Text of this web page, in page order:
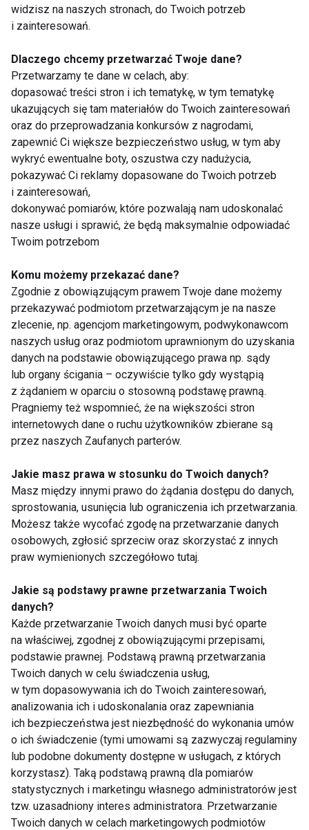
organizmu, dlatego suplementy diety powinny być
traktowane jako element wzmacniający codzienną
doraźnych problemów. Świadomie dobrane preparaty
pozwalają wspierać organizm w okresach
zwiększonych potrzeb, pomagają utrzymać
właściwy poziom energii oraz sprzyjają regeneracji,
dzięki czemu codzienne funkcjonowanie staje się
bardziej komfortowe i stabilne. Regularne,
przemyślane stosowanie produktów z tej kategorii
pozwala budować odporność, wspiera prawidłową
pracę układu nerwowego i uzupełnia niedobory, które
mogą pojawiać się niezależnie od starań o zdrową
narzędziem, które towarzyszy osobom dbającym o
formę fizyczną, równowagę psychiczną i ogólne
samopoczucie, stanowiąc wsparcie w dynamicznie
zmieniających się warunkach współczesnego życia.
DIETA
Dieta
Mrożone jogurtowe
batoniki z owocami –
zdrowy deser bez
cukru, który
pokochasz tego lata
Chłodnik proteinowy z
skyru – lekki obiad na
upalne dni
Czy jedzenie po 20:00
naprawdę tuczy?
Dietetyk wyjaśnia, co
mówi nauka
Dlaczego po sałatce
nadal jesteś głodny?
Dietetyk wyjaśnia
najczęstsze błędy
podczas odchudzania
Pokaż więcej
widzisz na naszych stronach, do Twoich potrzeb
i zainteresowań.
Dlaczego chcemy przetwarzać Twoje dane?
Przetwarzamy te dane w celach, aby:
dopasować treści stron i ich tematykę, w tym tematykę
ukazujących się tam materiałów do Twoich zainteresowań
oraz do przeprowadzania konkursów z nagrodami,
zapewnić Ci większe bezpieczeństwo usług, w tym aby
wykryć ewentualne boty, oszustwa czy nadużycia,
pokazywać Ci reklamy dopasowane do Twoich potrzeb
i zainteresowań,
dokonywać pomiarów, które pozwalają nam udoskonalać
nasze usługi i sprawić, że będą maksymalnie odpowiadać
Twoim potrzebom
Komu możemy przekazać dane?
Zgodnie z obowiązującym prawem Twoje dane możemy
przekazywać podmiotom przetwarzającym je na nasze
zlecenie, np. agencjom marketingowym, podwykonawcom
naszych usług oraz podmiotom uprawnionym do uzyskania
danych na podstawie obowiązującego prawa np. sądy
lub organy ścigania – oczywiście tylko gdy wystąpią
z żądaniem w oparciu o stosowną podstawę prawną.
Pragniemy też wspomnieć, że na większości stron
internetowych dane o ruchu użytkowników zbierane są
przez naszych Zaufanych parterów.
Jakie masz prawa w stosunku do Twoich danych?
Masz między innymi prawo do żądania dostępu do danych,
sprostowania, usunięcia lub ograniczenia ich przetwarzania.
Możesz także wycofać zgodę na przetwarzanie danych
osobowych, zgłosić sprzeciw oraz skorzystać z innych
praw wymienionych szczegółowo tutaj.
Jakie są podstawy prawne przetwarzania Twoich
danych?
Każde przetwarzanie Twoich danych musi być oparte
na właściwej, zgodnej z obowiązującymi przepisami,
podstawie prawnej. Podstawą prawną przetwarzania
Twoich danych w celu świadczenia usług,
w tym dopasowywania ich do Twoich zainteresowań,
analizowania ich i udoskonalania oraz zapewniania
ich bezpieczeństwa jest niezbędność do wykonania umów
o ich świadczenie (tymi umowami są zazwyczaj regulaminy
lub podobne dokumenty dostępne w usługach, z których
korzystasz). Taką podstawą prawną dla pomiarów
statystycznych i marketingu własnego administratorów jest
tzw. uzasadniony interes administratora. Przetwarzanie
Twoich danych w celach marketingowych podmiotów